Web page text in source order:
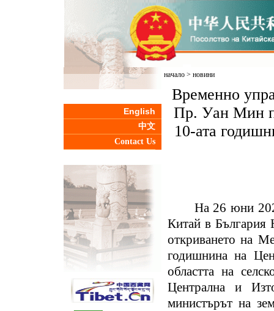
English
中文
Contact Us
начало> новини
Временно
Пр. Уан Мин
10-ата
На 26 юни 2025
Китай в
откриването на
годишнина на
областта на
Централна и
министърът на